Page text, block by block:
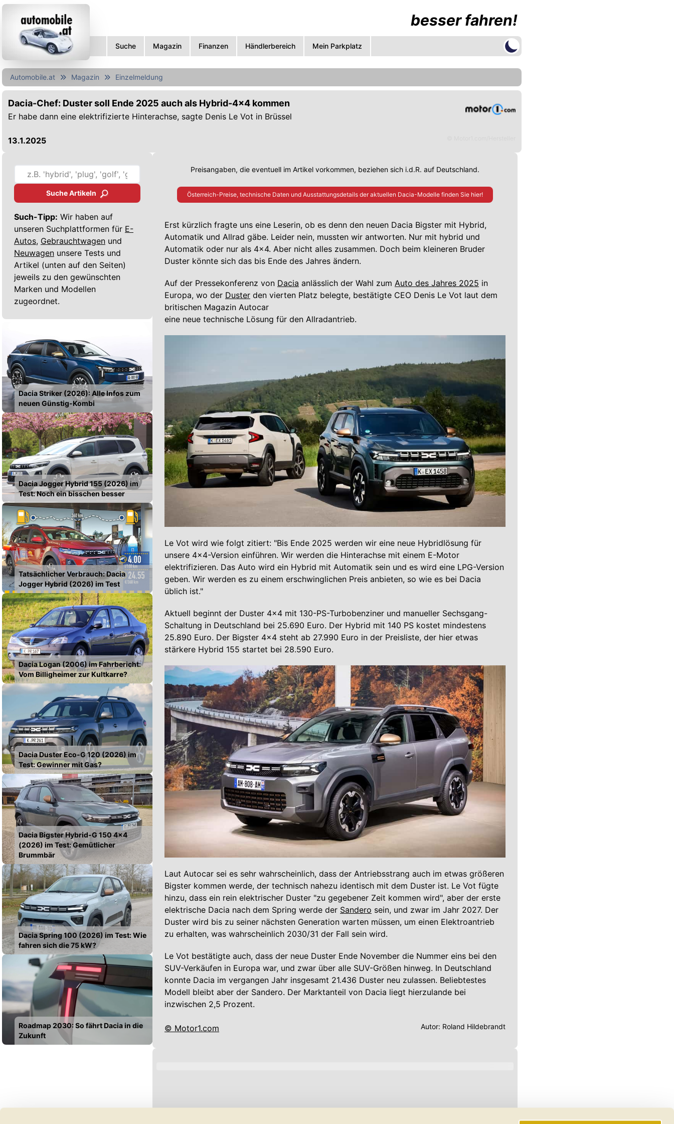
besser fahren!
Suche Magazin Finanzen Händlerbereich Mein Parkplatz
Automobile.at Magazin Einzelmeldung
Dacia-Chef: Duster soll Ende 2025 auch als Hybrid-4x4 kommen
Er habe dann eine elektrifizierte Hinterachse, sagte Denis Le Vot in Brüssel
13.1.2025
Suche Artikeln
Such-Tipp: Wir haben auf
unseren Suchplattformen für E-
Autos, Gebrauchtwagen und
Neuwagen unsere Tests und
Artikel (unten auf den Seiten)
jeweils zu den gewünschten
Marken und Modellen
zugeordnet.
Dacia Striker (2026): Alle Infos zum
neuen Günstig-Kombi
Dacia Jogger Hybrid 155 (2026) im
Test: Noch ein bisschen besser
Tatsächlicher Verbrauch: Dacia
Jogger Hybrid (2026) im Test
Dacia Logan (2006) im Fahrbericht:
Vom Billigheimer zur Kultkarre?
Dacia Duster Eco-G 120 (2026) im
Test: Gewinner mit Gas?
Dacia Bigster Hybrid-G 150 4x4
(2026) im Test: Gemütlicher
Brummbär
Dacia Spring 100 (2026) im Test: Wie
fahren sich die 75 kW?
Roadmap 2030: So fährt Dacia in die
Zukunft
Preisangaben, die eventuell im Artikel vorkommen, beziehen sich i.d.R. auf Deutschland.
Österreich-Preise, technische Daten und Ausstattungsdetails der aktuellen Dacia-Modelle finden Sie hier!
Erst kürzlich fragte uns eine Leserin, ob es denn den neuen Dacia Bigster mit Hybrid,
Automatik und Allrad gäbe. Leider nein, mussten wir antworten. Nur mit hybrid und
Automatik oder nur als 4x4. Aber nicht alles zusammen. Doch beim kleineren Bruder
Duster könnte sich das bis Ende des Jahres ändern.
Auf der Pressekonferenz von Dacia anlässlich der Wahl zum Auto des Jahres 2025 in
Europa, wo der Duster den vierten Platz belegte, bestätigte CEO Denis Le Vot laut dem
britischen Magazin Autocar
eine neue technische Lösung für den Allradantrieb.
Le Vot wird wie folgt zitiert: "Bis Ende 2025 werden wir eine neue Hybridlösung für
unsere 4x4-Version einführen. Wir werden die Hinterachse mit einem E-Motor
elektrifizieren. Das Auto wird ein Hybrid mit Automatik sein und es wird eine LPG-Version
geben. Wir werden es zu einem erschwinglichen Preis anbieten, so wie es bei Dacia
üblich ist."
Aktuell beginnt der Duster 4x4 mit 130-PS-Turbobenziner und manueller Sechsgang-
Schaltung in Deutschland bei 25.690 Euro. Der Hybrid mit 140 PS kostet mindestens
25.890 Euro. Der Bigster 4x4 steht ab 27.990 Euro in der Preisliste, der hier etwas
stärkere Hybrid 155 startet bei 28.590 Euro.
Laut Autocar sei es sehr wahrscheinlich, dass der Antriebsstrang auch im etwas größeren
Bigster kommen werde, der technisch nahezu identisch mit dem Duster ist. Le Vot fügte
hinzu, dass ein rein elektrischer Duster "zu gegebener Zeit kommen wird", aber der erste
elektrische Dacia nach dem Spring werde der Sandero sein, und zwar im Jahr 2027. Der
Duster wird bis zu seiner nächsten Generation warten müssen, um einen Elektroantrieb
zu erhalten, was wahrscheinlich 2030/31 der Fall sein wird.
Le Vot bestätigte auch, dass der neue Duster Ende November die Nummer eins bei den
SUV-Verkäufen in Europa war, und zwar über alle SUV-Größen hinweg. In Deutschland
konnte Dacia im vergangen Jahr insgesamt 21.436 Duster neu zulassen. Beliebtestes
Modell bleibt aber der Sandero. Der Marktanteil von Dacia liegt hierzulande bei
inzwischen 2,5 Prozent.
© Motor1.com Autor: Roland Hildebrandt